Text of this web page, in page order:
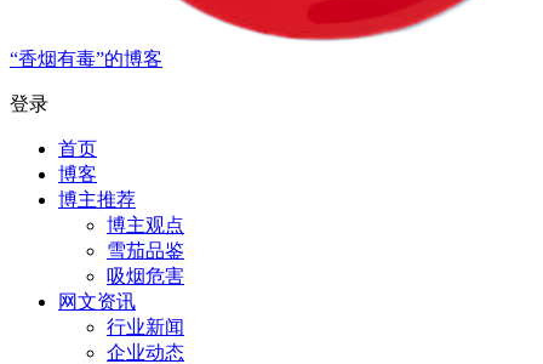
“香烟有毒”的博客
登录
首页
博客
博主推荐
博主观点
雪茄品鉴
吸烟危害
网文资讯
行业新闻
企业动态